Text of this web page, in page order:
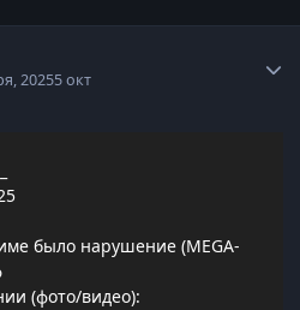
20255 окт
было нарушение (MEGA-
(фото/видео):